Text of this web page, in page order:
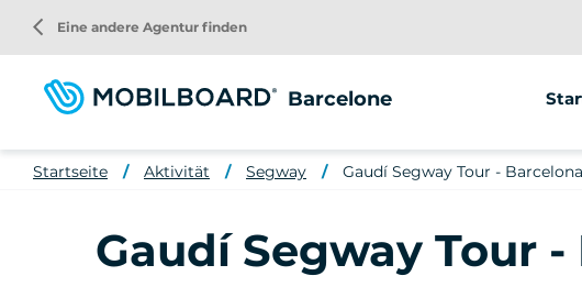
zum
Inhalt
Barcelone
arrow_back_ios Eine andere Agentur finden
Startseite Aktivität Segway Gaudí Segway Tour - Barcelona
Gaudí Segway Tour